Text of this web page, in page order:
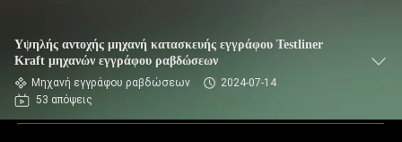
Υψηλής αντοχής μηχανή κατασκευής εγγράφου Testliner
Kraft μηχανών εγγράφου ραβδώσεων
Μηχανή εγγράφου ραβδώσεων
2024-07-14
53 απόψεις